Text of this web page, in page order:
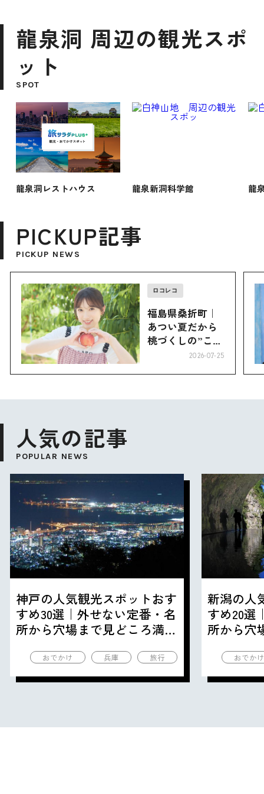
龍泉洞 周辺の観光スポ
ット
SPOT
龍泉洞レストハウス 龍泉新洞科学館 龍
PICKUP記事
PICKUP NEWS
ロコレコ
福島県桑折町｜
あつい夏だから
桃づくしの”こお
2026-07-25
人気の記事
POPULAR NEWS
神戸の人気観光スポットおす
すめ30選｜外せない定番・名
所から穴場まで見どころ満載
おでかけ 兵庫 旅行
新潟の人
すめ20選
所から穴
おでか